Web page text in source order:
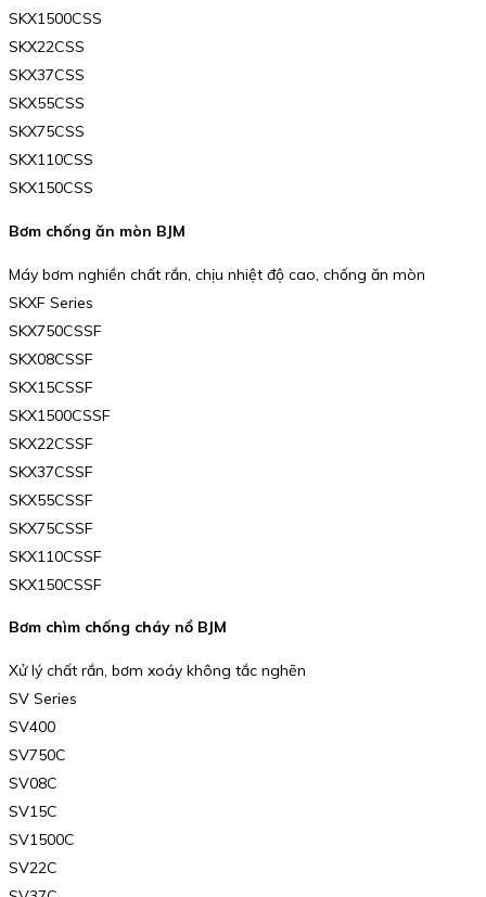
SKX1500CSS
SKX22CSS
SKX37CSS
SKX55CSS
SKX75CSS
SKX110CSS
SKX150CSS
Bơm chống ăn mòn BJM
Máy bơm nghiền chất rắn, chịu nhiệt độ cao, chống ăn mòn
SKXF Series
SKX750CSSF
SKX08CSSF
SKX15CSSF
SKX1500CSSF
SKX22CSSF
SKX37CSSF
SKX55CSSF
SKX75CSSF
SKX110CSSF
SKX150CSSF
Bơm chìm chống cháy nổ BJM
Xử lý chất rắn, bơm xoáy không tắc nghẽn
SV Series
SV400
SV750C
SV08C
SV15C
SV1500C
SV22C